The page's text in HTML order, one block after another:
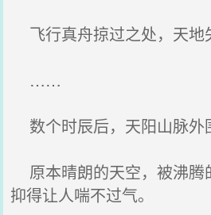
飞行真舟掠过之处，天地
……
数个时辰后，天阳山脉外
原本晴朗的天空，被沸腾
抑得让人喘不过气。